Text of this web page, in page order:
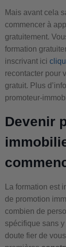
Mais avant cela
commencer à
gratuitement.
formation
inscrivant ici
recontacter pour
gratuit. Plus
promoteur-
Devenir
La formation est
de promotion
combien de
spécifique sans
doute fier de